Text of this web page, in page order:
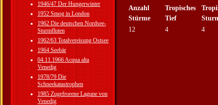
1946/47 Der Hungerwinter
1952 Smog in London
1962 Die deutschen Nordsee-
Sturmfluten
1962/63 Totalvereisung Ostsee
1964 Seebär
04.11.1966 Acqua alta
Venedig
1978/79 Die
Schneekatastrophen
1985 Zugefrorene Lagune von
Venedig
Anzahl
Stürme
Tropisches
Tief
12
4 4